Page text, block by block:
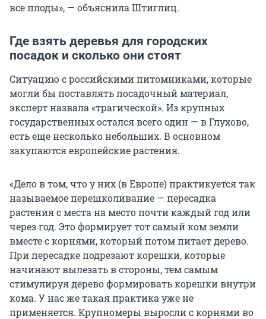
все плоды», — объяснила Штиглиц.
Где взять деревья для городских
посадок и сколько они стоят
Ситуацию с российскими питомниками, которые
могли бы поставлять посадочный материал,
эксперт назвала «трагической». Из крупных
государственных остался всего один — в Глухово,
есть еще несколько небольших. В основном
закупаются европейские растения.
«Дело в том, что у них (в Европе) практикуется так
называемое перешколивание — пересадка
растения с места на место почти каждый год или
через год. Это формирует тот самый ком земли
вместе с корнями, который потом питает дерево.
При пересадке подрезают корешки, которые
начинают вылезать в стороны, тем самым
стимулируя дерево формировать корешки внутри
кома. У нас же такая практика уже не
применяется. Крупномеры выросли с корнями во